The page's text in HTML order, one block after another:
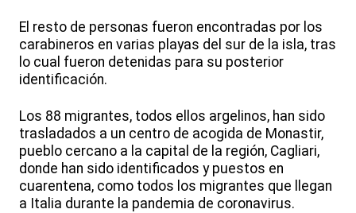
El resto de personas fueron encontradas por los
carabineros en varias playas del sur de la isla, tras
lo cual fueron detenidas para su posterior
identificación.
Los 88 migrantes, todos ellos argelinos, han sido
trasladados a un centro de acogida de Monastir,
pueblo cercano a la capital de la región, Cagliari,
donde han sido identificados y puestos en
cuarentena, como todos los migrantes que llegan
a Italia durante la pandemia de coronavirus.